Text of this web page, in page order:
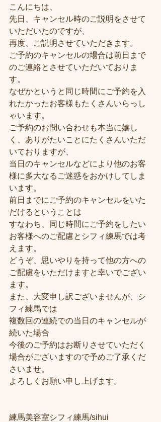
こんにちは、
先日、キャンセル時のご説明をさせて
いただいたのですが、
再度、ご説明させていただきます。
ご予約のキャンセルの場合は前日まで
のご連絡とさせていただいておりま
す。
なぜかというと同じ時間にご予約を入
れたかったお客様もたくさんいらっし
ゃいます。
ご予約のお問い合わせも本当に嬉し
く、ありがたいことにたくさんいただ
いておりますが、
当日のキャンセルなどにより他のお客
様に多大なるご迷惑をおかけしてしま
います。
前日までにご予約のキャンセルをいた
だけるということは
すなわち、同じ時間にご予約をしたい
お客様へのご配慮とシフィ練馬では考
えます。
どうぞ、思いやりを持って他の方への
ご配慮をいただけますと幸いでござい
ます。
また、大変申し訳ございませんが、シ
フィ練馬では
複数回の連続での当日のキャンセルが
続いた場合
今後のご予約はお断りさせていただく
場合がございますので予めご了承くだ
さいませ。
よろしくお願い申し上げます。
練馬美容室シフィ練馬/sihui